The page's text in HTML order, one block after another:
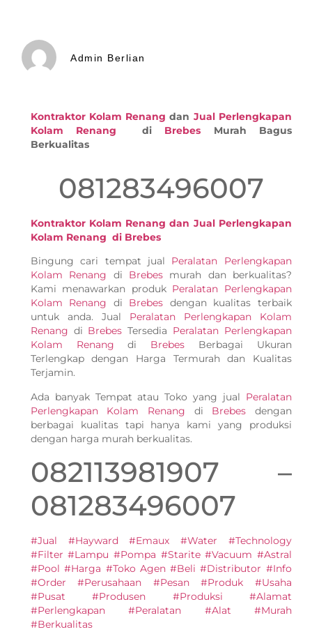
Admin Berlian
Kontraktor Kolam Renang dan Jual Perlengkapan
Kolam Renang
di Brebes
Murah Bagus
Berkualitas
081283496007
Kontraktor Kolam Renang dan Jual Perlengkapan
Kolam Renang di Brebes
Bingung cari tempat jual Peralatan Perlengkapan
Kolam Renang di Brebesmurah dan berkualitas?
Kami menawarkan produk Peralatan Perlengkapan
Kolam Renang di Brebes dengan kualitas terbaik
untuk anda. Jual Peralatan Perlengkapan Kolam
Renang di Brebes Tersedia Peralatan Perlengkapan
Kolam Renang di Brebes Berbagai Ukuran
Terlengkap dengan Harga Termurah dan Kualitas
Terjamin.
Ada banyak Tempat atau Toko yang jual Peralatan
Perlengkapan Kolam Renang di Brebes dengan
berbagai kualitas tapi hanya kami yang produksi
dengan harga murah berkualitas.
082113981907 –
081283496007
#Jual #Hayward #Emaux #Water #Technology
#Filter #Lampu #Pompa #Starite #Vacuum #Astral
#Pool #Harga #Toko Agen #Beli #Distributor #Info
#Order #Perusahaan #Pesan #Produk #Usaha
#Pusat #Produsen #Produksi #Alamat
#Perlengkapan #Peralatan #Alat #Murah
#Berkualitas